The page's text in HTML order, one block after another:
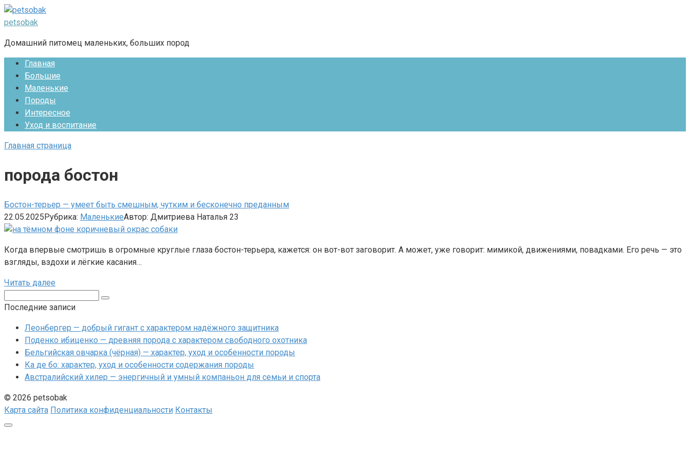
Перейти
к
petsobak
Домашний питомец маленьких, больших пород
Главная
Большие
Маленькие
Породы
Интересное
Уход и воспитание
Главная страница
порода бостон
Бостон-терьер — умеет быть смешным, чутким и бесконечно преданным
22.05.2025Рубрика: МаленькиеАвтор: Дмитриева Наталья 23
Когда впервые смотришь в огромные круглые глаза бостон-терьера, кажется: он вот-вот заговорит. А может, уже говорит: мимикой, движениями, повадками. Его речь — это
взгляды, вздохи и лёгкие касания…
Читать далее
Последние записи
Леонбергер — добрый гигант с характером надёжного защитника
Поденко ибиценко — древняя порода с характером свободного охотника
Бельгийская овчарка (чёрная) — характер, уход и особенности породы
Ка де бо: характер, уход и особенности содержания породы
Австралийский хилер — энергичный и умный компаньон для семьи и спорта
© 2026 petsobak
Карта сайта Политика конфиденциальности Контакты